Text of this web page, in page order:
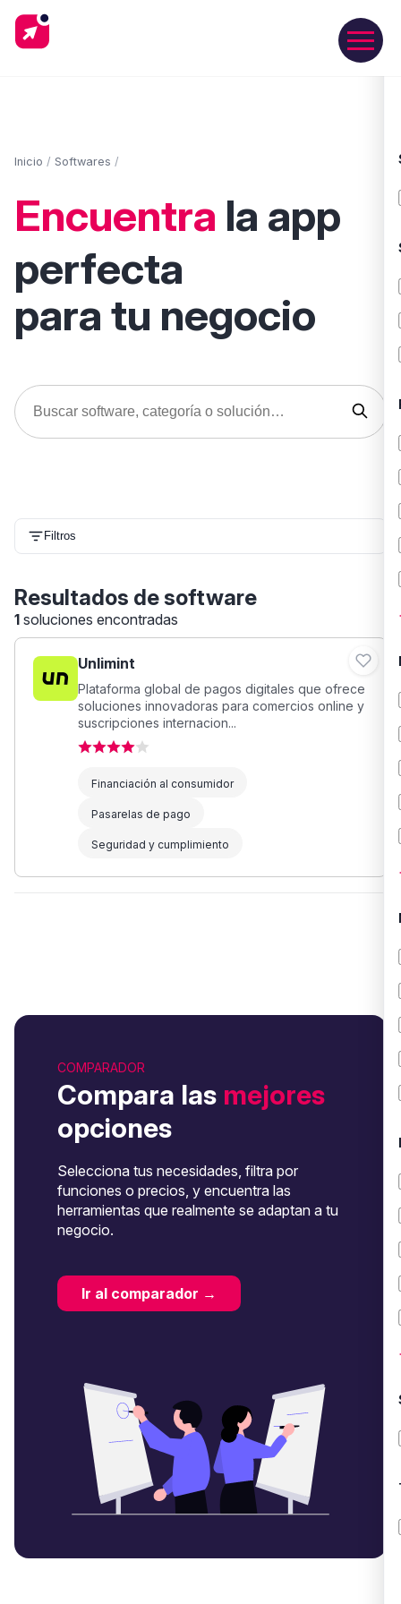
Inicio / Softwares /
Encuentra la app
perfecta
para tu negocio
Filtros
Resultados de software
1 soluciones encontradas
Unlimint
Plataforma global de pagos digitales que ofrece
soluciones innovadoras para comercios online y
suscripciones internacion...
Financiación al consumidor
Pasarelas de pago
Seguridad y cumplimiento
COMPARADOR
Compara las mejores
opciones
Selecciona tus necesidades, filtra por
funciones o precios, y encuentra las
herramientas que realmente se adaptan a tu
negocio.
Ir al comparador →